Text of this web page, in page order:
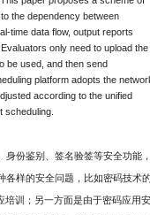
the dependency between
time data flow, output reports
only need to upload the
be used, and then send
platform adopts the
according to the unified
scheduling.
份鉴别、签名验签等安全功能，
各样的安全问题，比如密码技术的
训；另一方面是由于密码应用安